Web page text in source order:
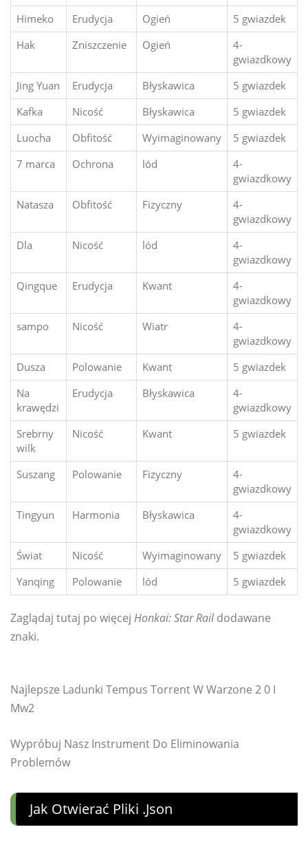
Himeko
Erudycja Ogień
5 gwiazdek
Hak
Zniszczenie Ogień
4-
gwiazdkowy
Jing Yuan
Erudycja Błyskawica
5 gwiazdek
Kafka
Nicość Błyskawica
5 gwiazdek
Luocha
Obfitość Wyimaginowany
5 gwiazdek
7 marca
Ochrona lód
4-
gwiazdkowy
Natasza
Obfitość Fizyczny
4-
gwiazdkowy
Dla
Nicość lód
4-
gwiazdkowy
Qingque
Erudycja Kwant
4-
gwiazdkowy
sampo
Nicość Wiatr
4-
gwiazdkowy
Dusza
Polowanie Kwant
5 gwiazdek
Na
krawędzi
Erudycja Błyskawica
4-
gwiazdkowy
Srebrny
wilk
Nicość Kwant 5 gwiazdek
Suszang Polowanie Fizyczny
4-
gwiazdkowy
Tingyun
Harmonia Błyskawica
4-
gwiazdkowy
Świat
Nicość Wyimaginowany
5 gwiazdek
Yanqing
Polowanie lód 5 gwiazdek
Zaglądaj tutaj po więcej Honkai: Star Raildodawane
znaki.
Najlepsze Ladunki Tempus Torrent W Warzone 2 0 I
Mw2
Wypróbuj Nasz Instrument Do Eliminowania
Problemów
Jak Otwierać Pliki .json